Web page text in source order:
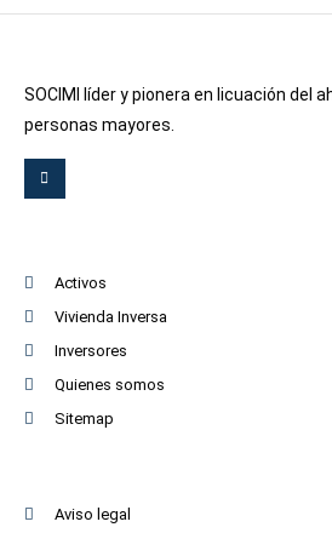
SOCIMI líder y pionera en licuación del
personas mayores.
Activos
Vivienda Inversa
Inversores
Quienes somos
Sitemap
Aviso legal